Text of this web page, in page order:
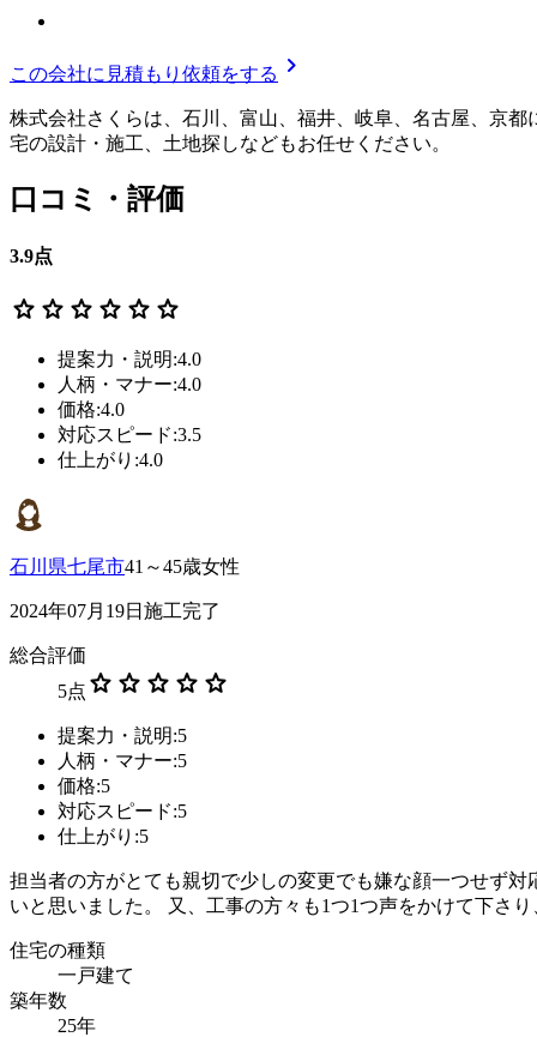
この会社に見積もり依頼をする chevron_right
株式会社さくらは、石川、富山、福井、岐阜、名古屋、京
宅の設計・施工、土地探しなどもお任せください。
口コミ・評価
3.9点
star star star star star star
提案力・説明:4.0
人柄・マナー:4.0
価格:4.0
対応スピード:3.5
仕上がり:4.0
石川県七尾市41～45歳女性
2024年07月19日施工完了
総合評価
5点 star star star star star
提案力・説明:5
人柄・マナー:5
価格:5
対応スピード:5
仕上がり:5
担当者の方がとても親切で少しの変更でも嫌な顔一つせず
いと思いました。 又、工事の方々も1つ1つ声をかけて下さ
住宅の種類
一戸建て
築年数
25年